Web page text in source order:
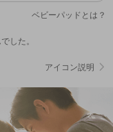
ベビーパッドとは？
した。
アイコン説明